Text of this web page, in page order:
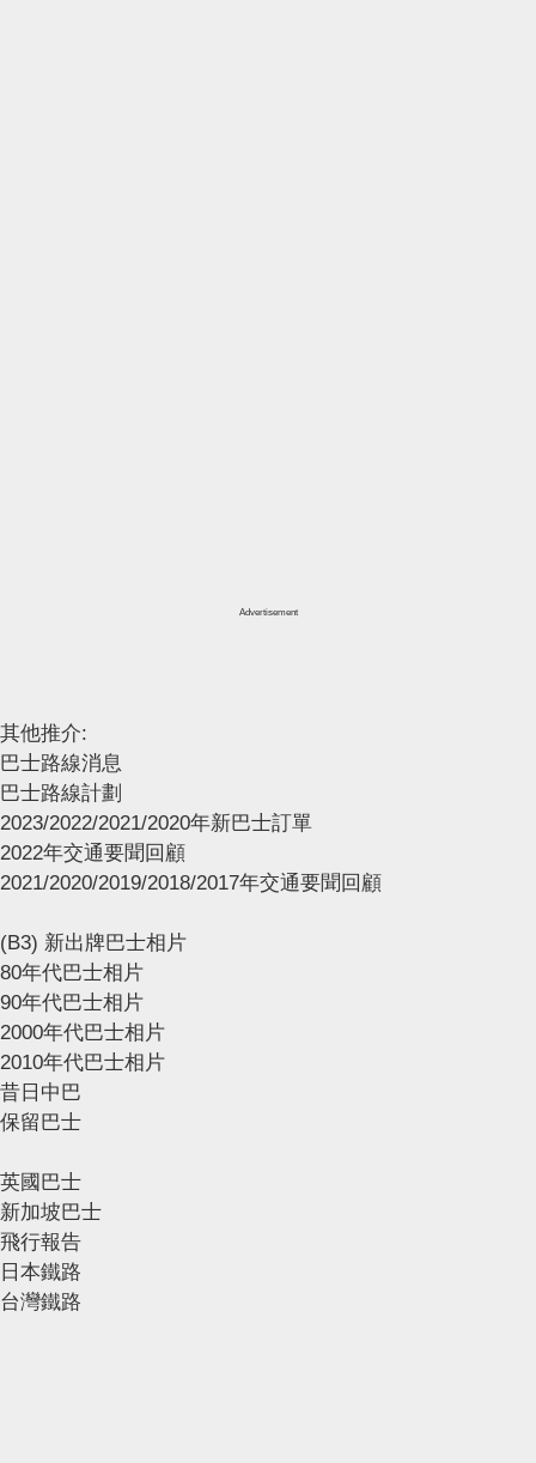
Advertisement
其他推介:
巴士路線消息
巴士路線計劃
2023/2022/2021/2020年新巴士訂單
2022年交通要聞回顧
2021/2020/2019/2018/2017年交通要聞回顧
(B3) 新出牌巴士相片
80年代巴士相片
90年代巴士相片
2000年代巴士相片
2010年代巴士相片
昔日中巴
保留巴士
英國巴士
新加坡巴士
飛行報告
日本鐵路
台灣鐵路